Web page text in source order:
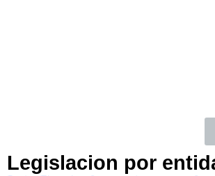
Legislacion por